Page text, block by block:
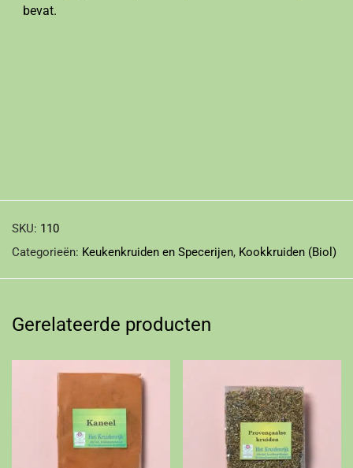
bevat.
SKU: 110
Categorieën: Keukenkruiden en Specerijen, Kookkruiden (Biol)
Gerelateerde producten